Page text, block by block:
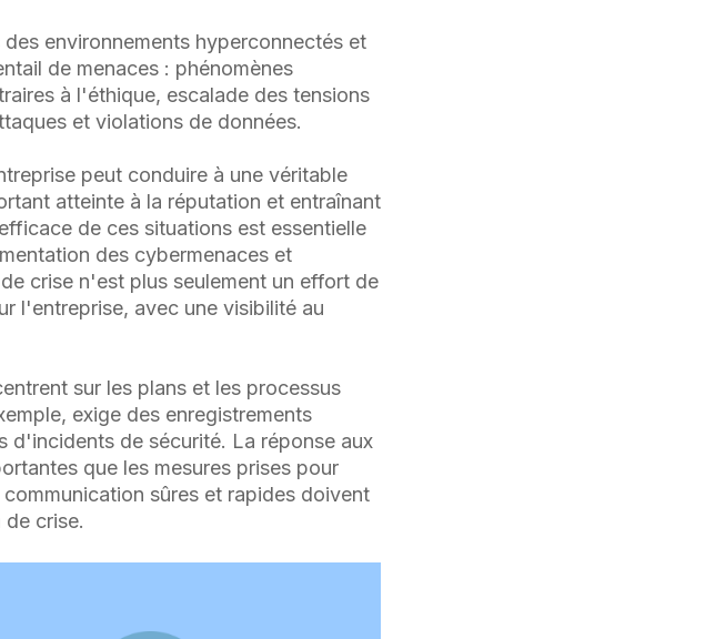
environnements hyperconnectés et
de menaces : phénomènes
à l'éthique, escalade des tensions
et violations de données.
peut conduire à une véritable
atteinte à la réputation et entraînant
de ces situations est essentielle
des cybermenaces et
crise n'est plus seulement un effort de
l'entreprise, avec une visibilité au
sur les plans et les processus
exige des enregistrements
d'incidents de sécurité. La réponse aux
que les mesures prises pour
sûres et rapides doivent
crise.